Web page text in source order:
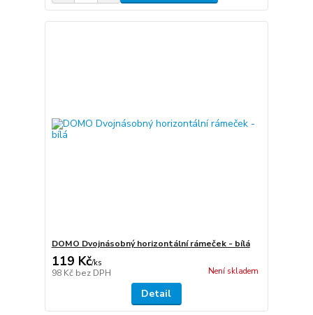
DOMO Dvojnásobný horizontální rámeček - bílá
119 Kč/ks
98 Kč bez DPH Není skladem
Detail